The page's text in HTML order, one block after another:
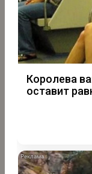
Королева
оставит